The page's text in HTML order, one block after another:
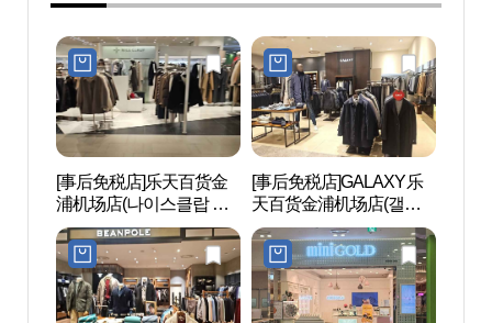
[事后免税店]乐天百货金
浦机场店(나이스클랍 롯
데백화점 김포공항점)
[事后免税店]GALAXY乐
天百货金浦机场店(갤럭
시 롯데백화점 김포공항
점)